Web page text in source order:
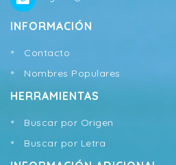
INFORMACIÓN
Contacto
Nombres Populares
HERRAMIENTAS
Buscar por Origen
Buscar por Letra